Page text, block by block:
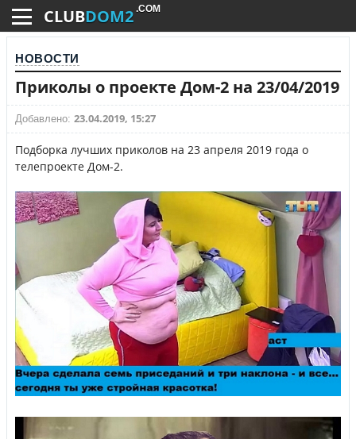
CLUBDOM2 .COM
НОВОСТИ
Приколы о проекте Дом-2 на 23/04/2019
Добавлено: 23.04.2019, 15:27
Подборка лучших приколов на 23 апреля 2019 года о
телепроекте Дом-2.